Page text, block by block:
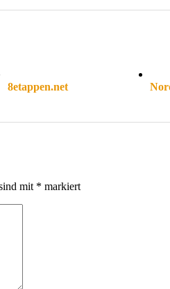
8etappen.net
mit * markiert